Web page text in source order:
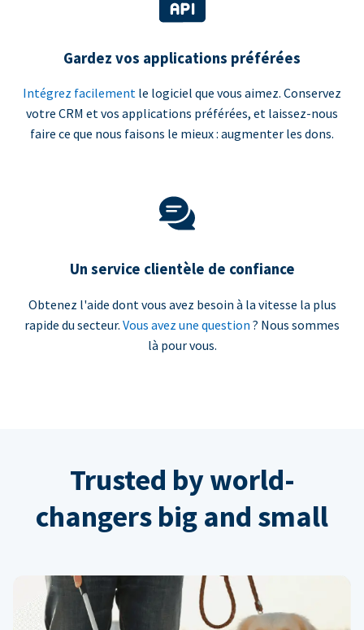
Gardez vos applications préférées
Intégrez facilement le logiciel que vous aimez. Conservez
votre CRM et vos applications préférées, et laissez-nous
faire ce que nous faisons le mieux : augmenter les dons.
Un service clientèle de confiance
Obtenez l'aide dont vous avez besoin à la vitesse la plus
rapide du secteur. Vous avez une question ? Nous sommes
là pour vous.
Trusted by world-
changers big and small